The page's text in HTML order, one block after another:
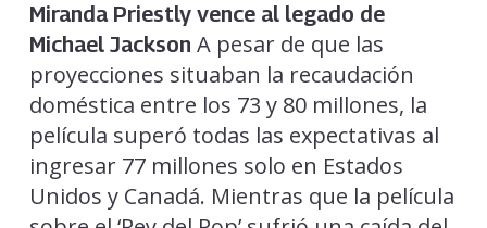
Miranda Priestly vence al legado de
Michael Jackson A pesar de que las
proyecciones situaban la recaudación
doméstica entre los 73 y 80 millones, la
película superó todas las expectativas al
ingresar 77 millones solo en Estados
Unidos y Canadá. Mientras que la película